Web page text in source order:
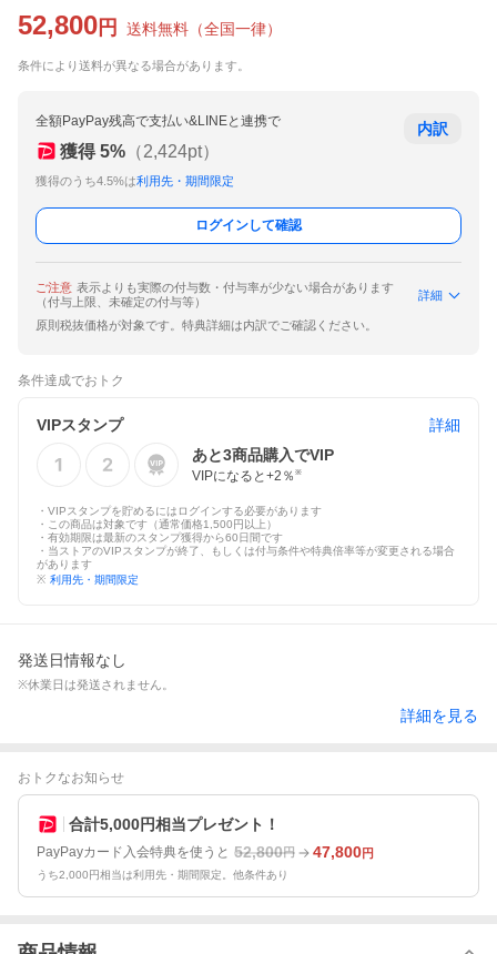
52,800 円 送料無料 （全国一律）
条件により送料が異なる場合があります。
全額PayPay残高で支払い&LINEと連携で
獲得 5% （2,424pt）
獲得のうち4.5%は利用先・期間限定
内訳
ログインして確認
ご注意 表示よりも実際の付与数・付与率が少ない場合があります
（付与上限、未確定の付与等）
詳細
原則税抜価格が対象です。特典詳細は内訳でご確認ください。
条件達成でおトク
VIPスタンプ
詳細
あと3商品購入でVIP
VIPになると+2 ％ ※
・VIPスタンプを貯めるにはログインする必要があります
・この商品は対象です（通常価格1,500円以上）
・有効期限は最新のスタンプ獲得から60日間です
・当ストアのVIPスタンプが終了、もしくは付与条件や特典倍率等が変更される場合
があります
※ 利用先・期間限定
発送日情報なし
※休業日は発送されません。
詳細を見る
おトクなお知らせ
合計5,000円相当プレゼント！
PayPayカード入会特典を使うと 52,800円 47,800円
うち2,000円相当は利用先・期間限定。他条件あり